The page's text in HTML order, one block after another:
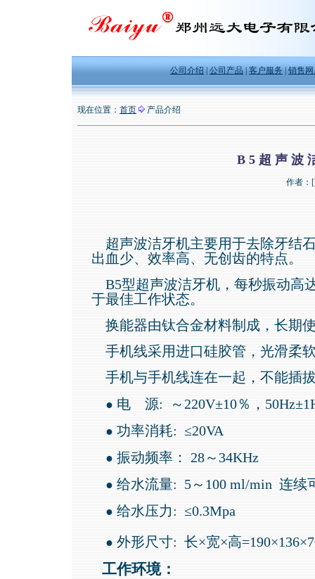
公司介绍|公司产品|客户服务|销售
现在位置： 首页 产品介绍
B5超声波
作者
超声波洁牙机主要用于去除牙结
出血少、效率高、无创齿的特点。
B5型超声波洁牙机，每秒振动高
于最佳工作状态。
换能器由钛合金材料制成，长期
手机线采用进口硅胶管，光滑柔
手机与手机线连在一起，不能插
● 电 源: ～220V±10％，
● 功率消耗: ≤20VA
● 振动频率： 28～34KHz
● 给水流量: 5～100 ml/min 连续
● 给水压力: ≤0.3Mpa
● 外形尺寸: 长×宽×高
工作环境：